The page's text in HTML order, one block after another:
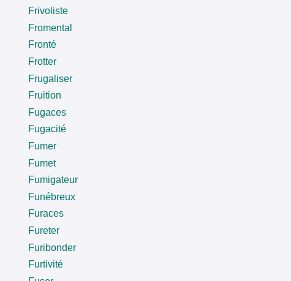
Frivoliste
Fromental
Fronté
Frotter
Frugaliser
Fruition
Fugaces
Fugacité
Fumer
Fumet
Fumigateur
Funébreux
Furaces
Fureter
Furibonder
Furtivité